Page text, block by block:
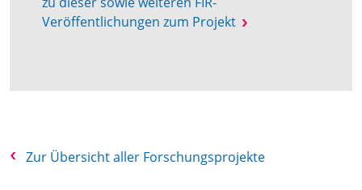
Veröffentlichungen zum Projekt
Zur Übersicht aller Forschungsprojekte